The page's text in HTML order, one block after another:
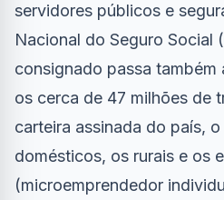
servidores públicos e
Nacional do Seguro Social
consignado passa também
os cerca de 47 milhões de
carteira assinada do país,
domésticos, os rurais e os
(microemprendedor